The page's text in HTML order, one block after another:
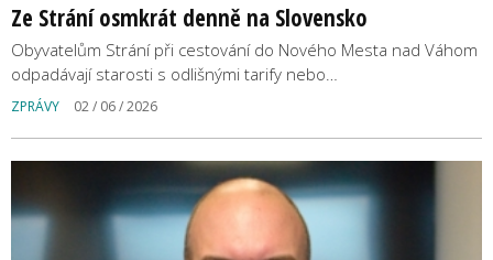
Ze Strání osmkrát denně na Slovensko
Obyvatelům Strání při cestování do Nového Mesta nad Váhom
odpadávají starosti s odlišnými tarify nebo…
ZPRÁVY 02 / 06 / 2026